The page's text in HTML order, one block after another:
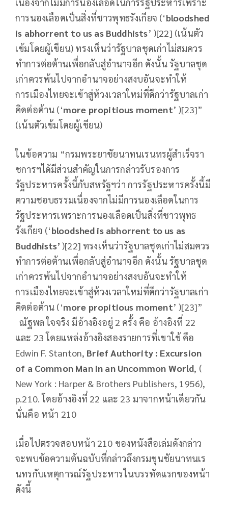
เนื่องจากไม่มีการนองเลือดในการรัฐประหารเพราะ
การนองเลือดเป็นสิ่งที่ชาวพุทธรังเกียจ (‘bloodshed
is abhorrent to us as Buddhists’ )[22] (เน้นตัว
เข้มโดยผู้เขียน) ทรงเห็นว่ารัฐบาลชุดเก่าไม่สมควร
ทำการต่อต้านเพื่อกลับสู่อำนาจอีก ดังนั้น รัฐบาลชุด
เก่าควรพ้นไปจากอำนาจอย่างสงบอันจะทำให้
การเมืองไทยจะเข้าสู่ห้วงเวลาใหม่ที่ดีกว่ารัฐบาลเก่า
คิดต่อต้าน (‘more propitious moment’ )[23]”
(เน้นตัวเข้มโดยผู้เขียน)
ในข้อความ “กรมพระยาชัยนาทนเรนทรผู้สำเร็จรา
ชการฯได้มีส่วนสำคัญในการกล่าวรับรองการ
รัฐประหารครั้งนี้กับสหรัฐฯว่า การรัฐประหารครั้งนี้มี
ความชอบธรรมเนื่องจากไม่มีการนองเลือดในการ
รัฐประหารเพราะการนองเลือดเป็นสิ่งที่ชาวพุทธ
รังเกียจ (‘bloodshed is abhorrent to us as
Buddhists’ )[22] ทรงเห็นว่ารัฐบาลชุดเก่าไม่สมควร
ทำการต่อต้านเพื่อกลับสู่อำนาจอีก ดังนั้น รัฐบาลชุด
เก่าควรพ้นไปจากอำนาจอย่างสงบอันจะทำให้
การเมืองไทยจะเข้าสู่ห้วงเวลาใหม่ที่ดีกว่ารัฐบาลเก่า
คิดต่อต้าน (‘more propitious moment’ )[23]”
ณัฐพล ใจจริง มีอ้างอิงอยู่ 2 ครั้ง คือ อ้างอิงที่ 22
และ 23 โดยแหล่งอ้างอิงสองรายการที่เขาใข้ คือ
Edwin F. Stanton, Brief Authority : Excursion
of a Common Man in an Uncommon World, (
New York : Harper & Brothers Publishers, 1956),
p.210. โดยอ้างอิงที่ 22 และ 23 มาจากหน้าเดียวกัน
นั่นคือ หน้า 210
เมื่อไปตรวจสอบหน้า 210 ของหนังสือเล่มดังกล่าว
จะพบข้อความต้นฉบับที่กล่าวถึงกรมขุนชัยนาทนเร
นทรกับเหตุการณ์รัฐประหารในบรรทัดแรกของหน้า
ดังนี้